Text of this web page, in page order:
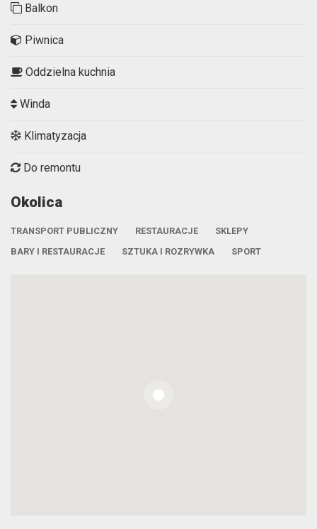
Balkon
Piwnica
Oddzielna kuchnia
Winda
Klimatyzacja
Do remontu
Okolica
TRANSPORT PUBLICZNY RESTAURACJE
SKLEPY
BARY I RESTAURACJE
SZTUKA I ROZRYWKA SPORT